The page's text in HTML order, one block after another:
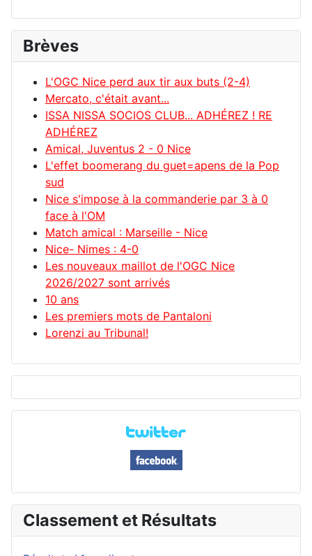
Brèves
L'OGC Nice perd aux tir aux buts (2-4)
Mercato, c'était avant...
ISSA NISSA SOCIOS CLUB... ADHÉREZ ! RE
ADHÉREZ
Amical, Juventus 2 - 0 Nice
L'effet boomerang du guet=apens de la Pop
sud
Nice s'impose à la commanderie par 3 à 0
face à l'OM
Match amical : Marseille - Nice
Nice- Nimes : 4-0
Les nouveaux maillot de l'OGC Nice
2026/2027 sont arrivés
10 ans
Les premiers mots de Pantaloni
Lorenzi au Tribunal!
Classement et Résultats